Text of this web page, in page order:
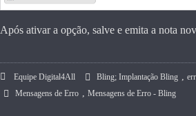
Após ativar a opção, salve e emita a nota
Equipe Digital4All Bling; Implantação Bling ,
Mensagens de Erro
,Mensagens de Erro - Bling